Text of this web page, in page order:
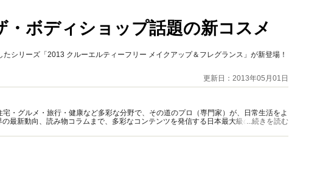
・ボディショップ話題の新コスメ
シリーズ「2013 クルーエルティーフリー メイクアップ＆フレグランス」が新登場！
更新日：2013年05月01日
宅・グルメ・旅行・健康など多彩な分野で、その道のプロ（専門家）が、日常生活をよ
最新動向、読み物コラムまで、多彩なコンテンツを発信する日本最大級の総合情報サ
...続きを読む